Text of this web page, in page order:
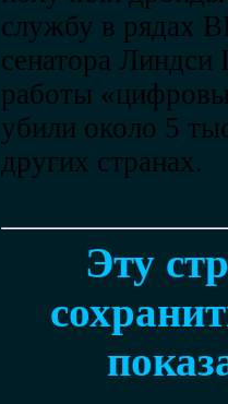
службу в
сенатора Линдси
работы
убили около 5
других странах.
Эту